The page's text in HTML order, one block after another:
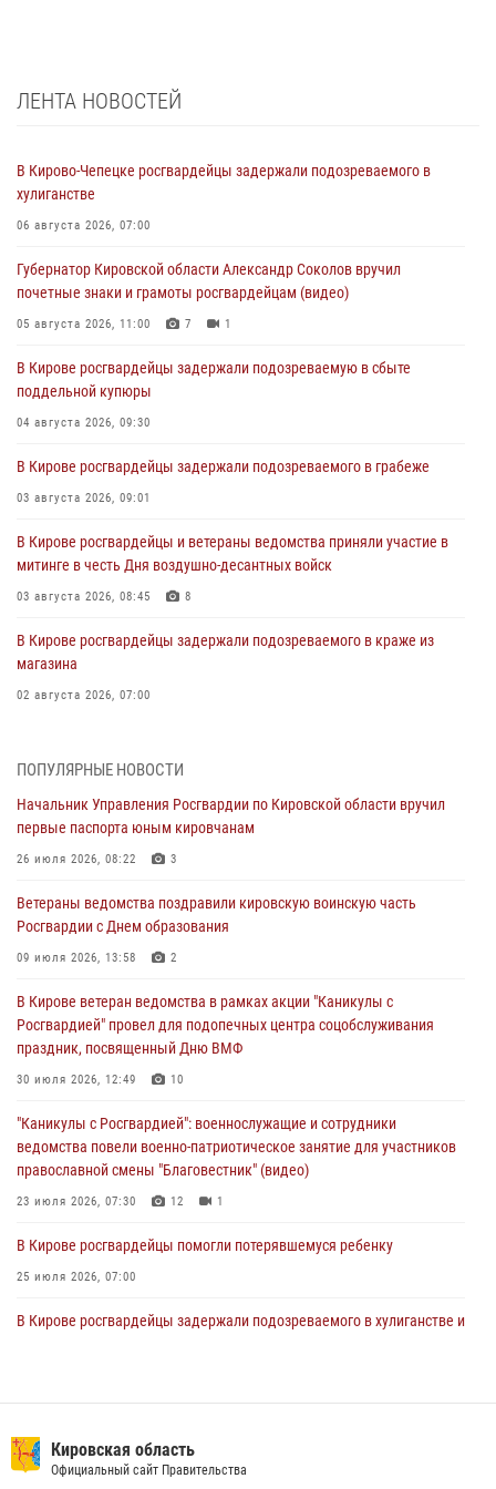
ЛЕНТА НОВОСТЕЙ
В Кирово-Чепецке росгвардейцы задержали подозреваемого в
хулиганстве
06 августа 2026, 07:00
Губернатор Кировской области Александр Соколов вручил
почетные знаки и грамоты росгвардейцам (видео)
05 августа 2026, 11:00 7 1
В Кирове росгвардейцы задержали подозреваемую в сбыте
поддельной купюры
04 августа 2026, 09:30
В Кирове росгвардейцы задержали подозреваемого в грабеже
03 августа 2026, 09:01
В Кирове росгвардейцы и ветераны ведомства приняли участие в
митинге в честь Дня воздушно-десантных войск
03 августа 2026, 08:45 8
В Кирове росгвардейцы задержали подозреваемого в краже из
магазина
02 августа 2026, 07:00
Российской Федерации
В Росгвардии вспоминают российских воинов, погибших в Первой
мировой войне 1914-1918 годов
В Кирове офицер Росгвардии стал победителем открытого
шахматного турнира
Директор Росгвардии Герой России генерал армии Виктор Золотов
поздравил специалистов подразделений тыла с профессиональным
праздником
ПОПУЛЯРНЫЕ НОВОСТИ
Начальник Управления Росгвардии по Кировской области вручил
первые паспорта юным кировчанам
26 июля 2026, 08:22 3
Ветераны ведомства поздравили кировскую воинскую часть
Росгвардии с Днем образования
09 июля 2026, 13:58 2
В Кирове ветеран ведомства в рамках акции "Каникулы с
Росгвардией" провел для подопечных центра соцобслуживания
праздник, посвященный Дню ВМФ
30 июля 2026, 12:49 10
"Каникулы с Росгвардией": военнослужащие и сотрудники
ведомства повели военно-патриотическое занятие для участников
православной смены "Благовестник" (видео)
23 июля 2026, 07:30 12 1
В Кирове росгвардейцы помогли потерявшемуся ребенку
25 июля 2026, 07:00
В Кирове росгвардейцы задержали подозреваемого в хулиганстве и
вневедомственную охрану и поступления в ведомственные вузы
22 июля 2026, 14:51 1 2
Кировская область
Официальный сайт Правительства